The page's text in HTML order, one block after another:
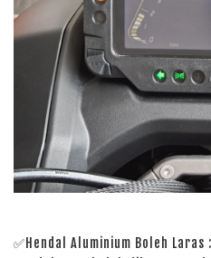
✅Hendal Aluminium Boleh Laras :